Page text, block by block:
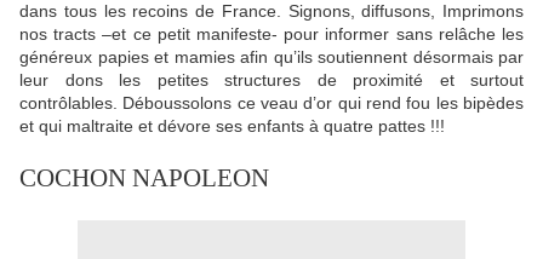
dans tous les recoins de France. Signons, diffusons, Imprimons
nos tracts –et ce petit manifeste- pour informer sans relâche les
généreux papies et mamies afin qu’ils soutiennent désormais par
leur dons les petites structures de proximité et surtout
contrôlables. Déboussolons ce veau d’or qui rend fou les bipèdes
et qui maltraite et dévore ses enfants à quatre pattes !!!
COCHON NAPOLEON